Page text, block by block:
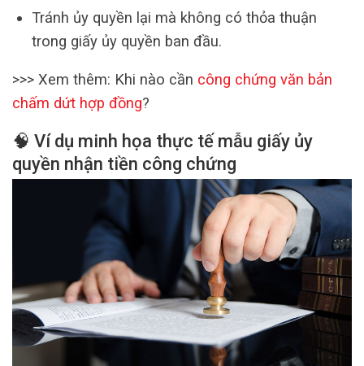
Tránh ủy quyền lại mà không có thỏa thuận
trong giấy ủy quyền ban đầu.
>>> Xem thêm: Khi nào cần công chứng văn bản
chấm dứt hợp đồng?
🧠 Ví dụ minh họa thực tế mẫu giấy ủy
quyền nhận tiền công chứng